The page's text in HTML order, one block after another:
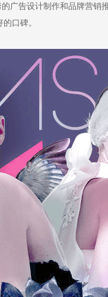
广告设计制作和品牌营销
口碑。